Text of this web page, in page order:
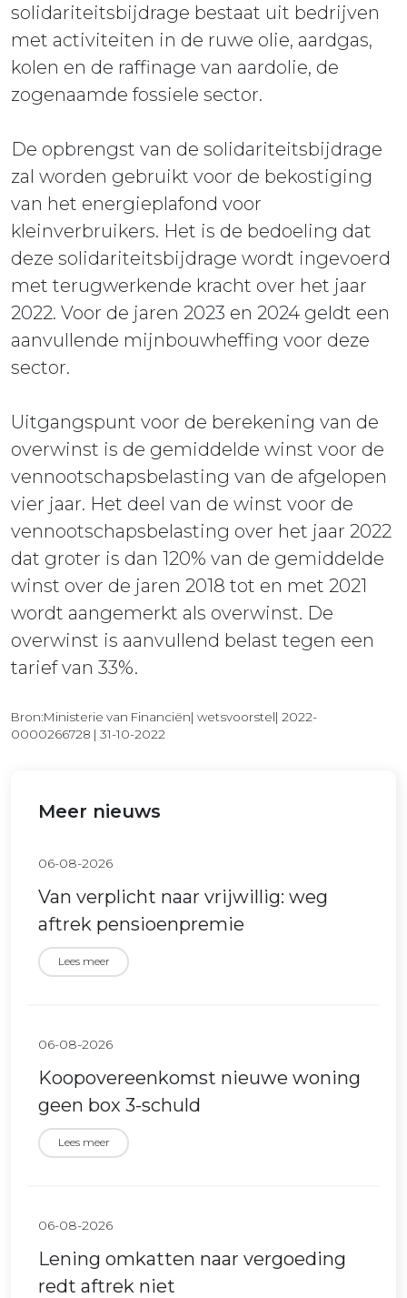
solidariteitsbijdrage bestaat uit bedrijven
met activiteiten in de ruwe olie, aardgas,
kolen en de raffinage van aardolie, de
zogenaamde fossiele sector.
De opbrengst van de solidariteitsbijdrage
zal worden gebruikt voor de bekostiging
van het energieplafond voor
kleinverbruikers. Het is de bedoeling dat
deze solidariteitsbijdrage wordt ingevoerd
met terugwerkende kracht over het jaar
2022. Voor de jaren 2023 en 2024 geldt een
aanvullende mijnbouwheffing voor deze
sector.
Uitgangspunt voor de berekening van de
overwinst is de gemiddelde winst voor de
vennootschapsbelasting van de afgelopen
vier jaar. Het deel van de winst voor de
vennootschapsbelasting over het jaar 2022
dat groter is dan 120% van de gemiddelde
winst over de jaren 2018 tot en met 2021
wordt aangemerkt als overwinst. De
overwinst is aanvullend belast tegen een
tarief van 33%.
Bron:Ministerie van Financiën| wetsvoorstel| 2022-
0000266728 | 31-10-2022
Meer nieuws
06-08-2026
Van verplicht naar vrijwillig: weg
aftrek pensioenpremie
Lees meer
06-08-2026
Koopovereenkomst nieuwe woning
geen box 3-schuld
Lees meer
06-08-2026
Lening omkatten naar vergoeding
redt aftrek niet